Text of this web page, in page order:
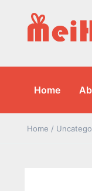
Home
Home /